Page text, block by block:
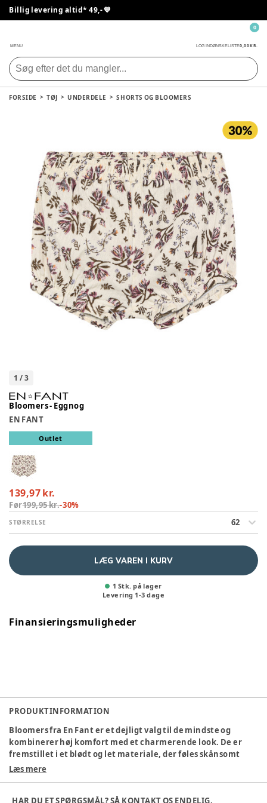
Billig levering altid* 49,- 💙
MENU LOG INDØNSKELISTE0,00 KR.
0
FORSIDE TØJ UNDERDELE SHORTS OG BLOOMERS
1 /3
Bloomers - Eggnog
EN FANT
Outlet
139,97 kr.
Før199,95 kr.-30%
STØRRELSE 62
LÆG VAREN I KURV
1 Stk. på lager
Levering 1-3 dage
Finansieringsmuligheder
PRODUKTINFORMATION
Bloomers fra En Fanter et dejligt valg til de mindste og
kombinerer høj komfort med et charmerende look. De er
fremstillet i et blødt og let materiale, der føles skånsomt
mod barnets hud og giver masser af bevægelsesfrihed til leg
Læs mere
HAR DU ET SPØRGSMÅL? SÅ KONTAKT OS ENDELIG.